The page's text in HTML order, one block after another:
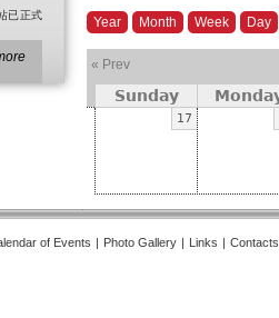
Year Month Week Day
« Prev
Sunday
17
已正式
of Events | Photo Gallery | Links | Contacts